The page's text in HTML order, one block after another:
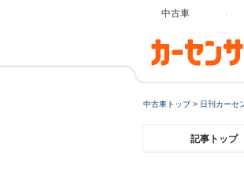
中古車
中古車トップ> 日刊カーセ
記事トップ